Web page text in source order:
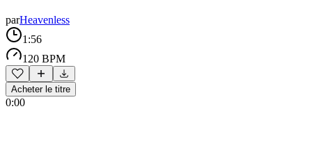
parHeavenless
1:56
120 BPM
Acheter le titre
0:00